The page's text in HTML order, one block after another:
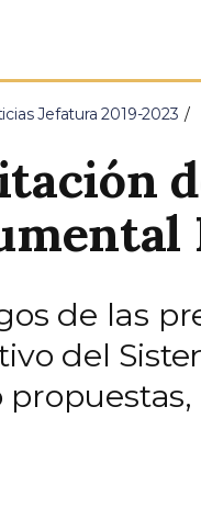
Jefatura 2019-2023
de las
del